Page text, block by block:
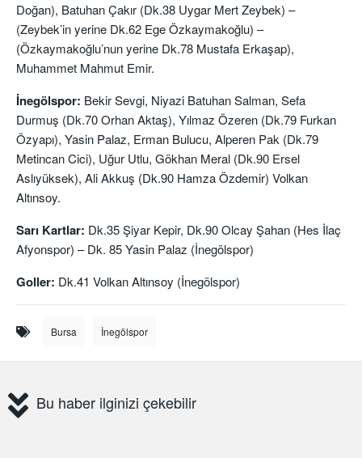
Doğan), Batuhan Çakır (Dk.38 Uygar Mert Zeybek) –
(Zeybek’in yerine Dk.62 Ege Özkaymakoğlu) –
(Özkaymakoğlu’nun yerine Dk.78 Mustafa Erkaşap),
Muhammet Mahmut Emir.
İnegölspor: Bekir Sevgi, Niyazi Batuhan Salman, Sefa
Durmuş (Dk.70 Orhan Aktaş), Yılmaz Özeren (Dk.79 Furkan
Özyapı), Yasin Palaz, Erman Bulucu, Alperen Pak (Dk.79
Metincan Cici), Uğur Utlu, Gökhan Meral (Dk.90 Ersel
Aslıyüksek), Ali Akkuş (Dk.90 Hamza Özdemir) Volkan
Altınsoy.
Sarı Kartlar: Dk.35 Şiyar Kepir, Dk.90 Olcay Şahan (Hes İlaç
Afyonspor) – Dk. 85 Yasin Palaz (İnegölspor)
Goller: Dk.41 Volkan Altınsoy (İnegölspor)
Bursa İnegölspor
Bu haber ilginizi çekebilir